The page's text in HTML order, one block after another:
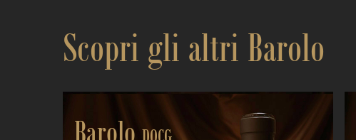
Scopri gli altri Barolo
Barolo